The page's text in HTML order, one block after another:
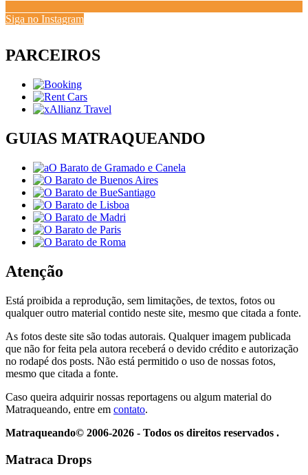
Siga no Instagram
PARCEIROS
GUIAS MATRAQUEANDO
Atenção
Está proibida a reprodução, sem limitações, de textos, fotos ou
qualquer outro material contido neste site, mesmo que citada a fonte.
As fotos deste site são todas autorais. Qualquer imagem publicada
que não for feita pela autora receberá o devido crédito e autorização
no rodapé dos posts. Não está permitido o uso de nossas fotos,
mesmo que citada a fonte.
Caso queira adquirir nossas reportagens ou algum material do
Matraqueando, entre em contato.
Matraqueando© 2006-2026 - Todos os direitos reservados .
Matraca Drops